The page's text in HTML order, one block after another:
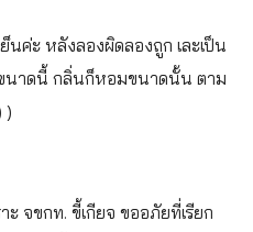
นค่ะ หลังลองผิดลองถูก เละเป็น
นาดนี้ กลิ่นก็หอมขนาดนั้น ตาม
)
จขกท. ขี้เกียจ ขออภัยที่เรียก